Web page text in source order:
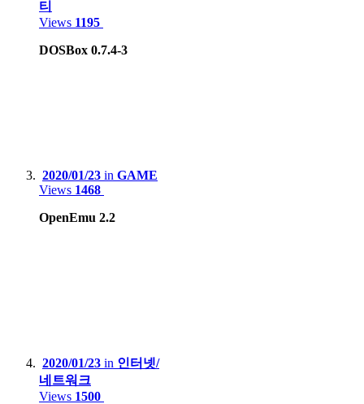
Lenovo Phab2 Pro
Apple iPhone 5
Apple iPad 9th gen
Apple iPad Air2
Sony PSP, PS3, PS4 Pro, PS5
Microsoft Xbox 360, Xbox One X
티
Views 1195
DOSBox 0.7.4-3
2020/01/23 in GAME
Views 1468
OpenEmu 2.2
2020/01/23 in 인터넷/
네트워크
Views 1500